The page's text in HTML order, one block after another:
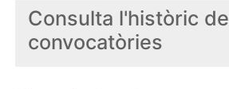
Consulta l'històric de
convocatòries